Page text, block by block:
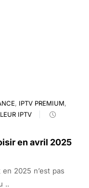
, IPTV PREMIUM,
IPTV
en avril 2025
2025 n’est pas
..